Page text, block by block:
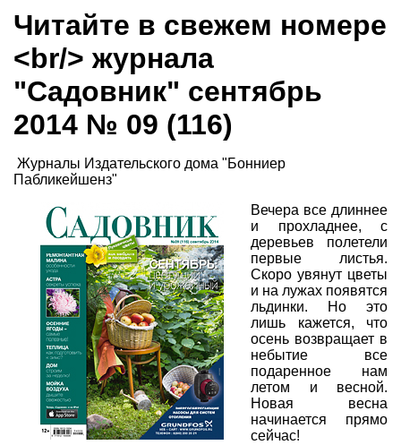
Читайте в свежем номере
<br/> журнала
"Садовник" сентябрь
2014 № 09 (116)
Журналы Издательского дома "Бонниер
Пабликейшенз"
Вечера все длиннее
и прохладнее, с
деревьев полетели
первые листья.
Скоро увянут цветы
и на лужах появятся
льдинки. Но это
лишь кажется, что
осень возвращает в
небытие все
подаренное нам
летом и весной.
Новая весна
начинается прямо
сейчас!